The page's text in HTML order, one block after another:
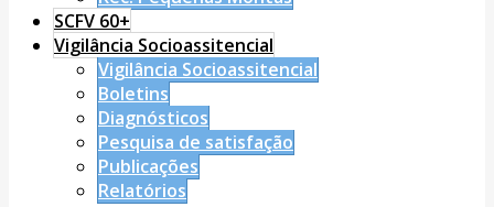
SCFV 60+
Vigilância Socioassitencial
Vigilância Socioassitencial
Boletins
Diagnósticos
Pesquisa de satisfação
Publicações
Relatórios